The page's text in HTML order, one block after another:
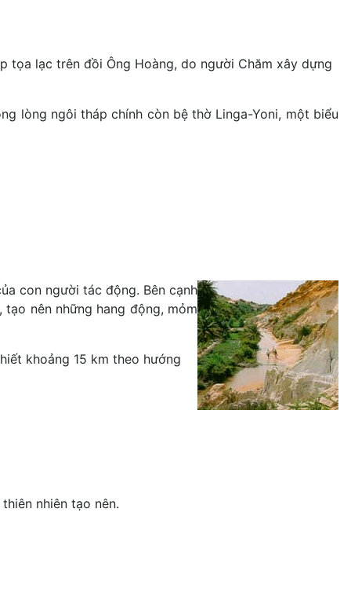
tọa lạc trên đồi Ông Hoàng, do người Chăm xây dựng
lòng ngôi tháp chính còn bệ thờ Linga-Yoni, một biểu
con người tác động. Bên cạnh
nên những hang động, mỏm
khoảng 15 km theo hướng
nhiên tạo nên.